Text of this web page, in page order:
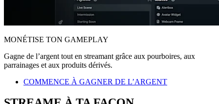
MONÉTISE TON GAMEPLAY
Gagne de l’argent tout en streamant grâce aux pourboires, aux
parrainages et aux produits dérivés.
COMMENCE À GAGNER DE L’ARGENT